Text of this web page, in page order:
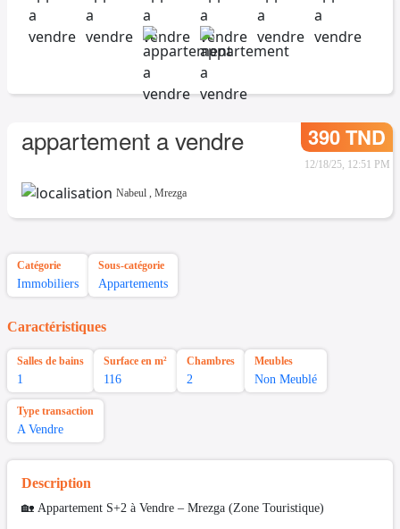
appartement a vendre 390 TND
12/18/25, 12:51 PM
Nabeul , Mrezga
Catégorie
Immobiliers
Sous-catégorie
Appartements
Caractéristiques
Salles de bains
1
Surface en m²
116
Chambres
2
Meubles
Non Meublé
Type transaction
A Vendre
Description
🏡 Appartement S+2 à Vendre – Mrezga (Zone Touristique)